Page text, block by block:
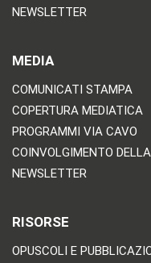
NEWSLETTER
MEDIA
COMUNICATI STAMPA
COPERTURA MEDIATICA
PROGRAMMI VIA CAVO
COINVOLGIMENTO
NEWSLETTER
RISORSE
OPUSCOLI E